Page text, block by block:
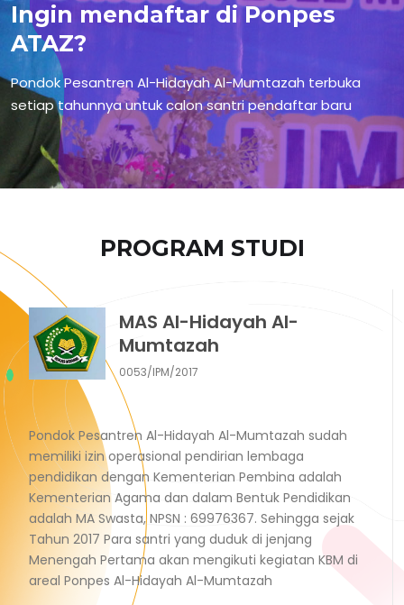
Ingin mendaftar di Ponpes
ATAZ?
Pondok Pesantren Al-Hidayah Al-Mumtazah terbuka
setiap tahunnya untuk calon santri pendaftar baru
PROGRAM STUDI
MAS Al-Hidayah Al-
Mumtazah
0053/IPM/2017
Pondok Pesantren Al-Hidayah Al-Mumtazah sudah
memiliki izin operasional pendirian lembaga
pendidikan dengan Kementerian Pembina adalah
Kementerian Agama dan dalam Bentuk Pendidikan
adalah MA Swasta, NPSN : 69976367. Sehingga sejak
Tahun 2017 Para santri yang duduk di jenjang
Menengah Pertama akan mengikuti kegiatan KBM di
areal Ponpes Al-Hidayah Al-Mumtazah